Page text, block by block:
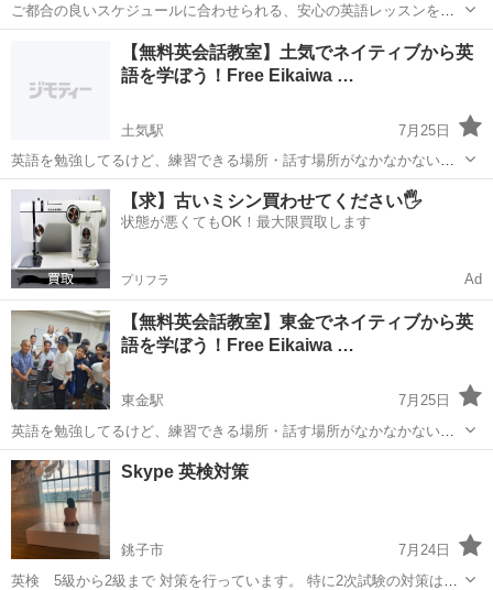
ご都合の良いスケジュールに合わせられる、安心の英語レッスンを探
していませんか？ 幼児から大人まで多くの指導実績があり、一人ひと
りの目標に合わせた、柔軟でオーダーメイドのレッスンをご提供して
います。 ​確かな実績:...
大網白里市 永田駅 英語 幼児
【無料英会話教室】土気でネイティブから英
語を学ぼう！Free Eikaiwa …
土気駅
7月25日
英語を勉強してるけど、練習できる場所・話す場所がなかなかない…
英会話教室は値段が高そうだし、なかなか勇気がでない… 私たちはキ
リスト教のボランティアとして、毎週無料で英会話教室を開催してい
ます！ ネイティブスピーカーと...
千葉 千葉市 土気駅 ネイティブスピーカー
【求】古いミシン買わせてください🖐️
状態が悪くてもOK！最大限買取します
プリフラ Ad
【無料英会話教室】東金でネイティブから英
語を学ぼう！Free Eikaiwa …
東金駅
7月25日
英語を勉強してるけど、練習できる場所・話す場所がなかなかない…
英会話教室は値段が高そうだし、なかなか勇気がでない… 私たちはキ
リスト教のボランティアとして、毎週無料で英会話教室を開催してい
ます！ ネイティブスピーカーと...
千葉 東金市 東金駅 英会話
Skype 英検対策
銚子市
7月24日
英検 5級から2級まで 対策を行っています。 特に2次試験の対策は1